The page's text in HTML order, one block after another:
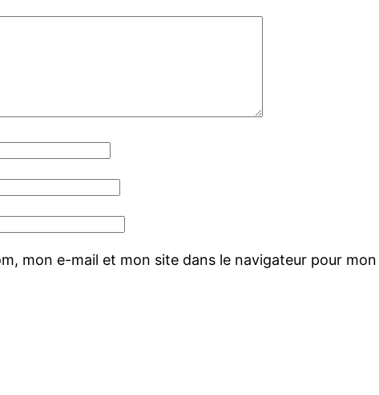
mon e-mail et mon site dans le navigateur pour